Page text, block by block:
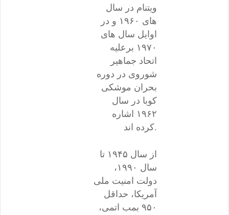
ویتنام در سال
های ۱۹۶۰ و در
اوایل سال های
۱۹۷۰ برعلیه
اتحاد جماهیر
شوروی در دوره
بحران موشکی
کوبا در سال
۱۹۶۲ اشاره
کرده اند.
از سال ۱۹۴۵ تا
سال ۱۹۹۰،
دولت امنیت ملی
آمریکا، حداقل
۹۵۰ بمب اتمی،